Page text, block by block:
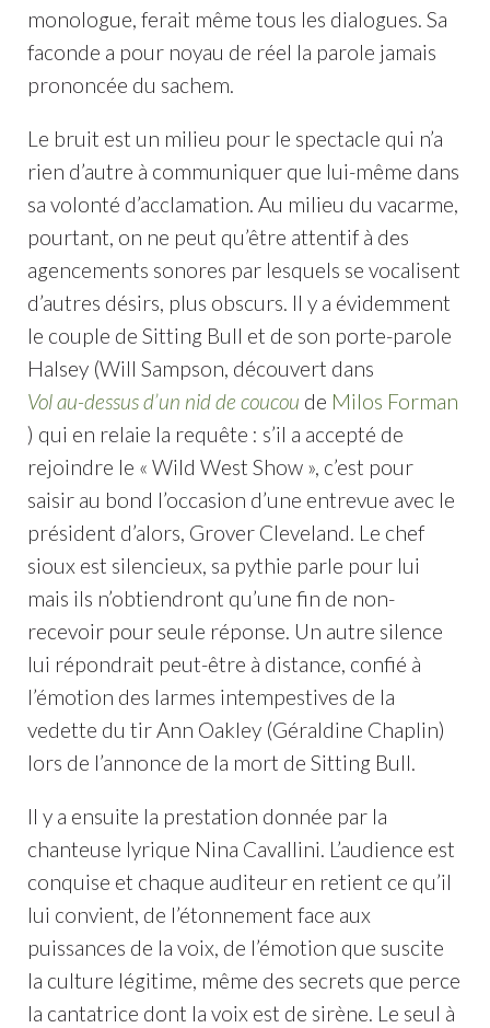
monologue, ferait même tous les dialogues. Sa
faconde a pour noyau de réel la parole jamais
prononcée du sachem.
Le bruit est un milieu pour le spectacle qui n’a
rien d’autre à communiquer que lui-même dans
sa volonté d’acclamation. Au milieu du vacarme,
pourtant, on ne peut qu’être attentif à des
agencements sonores par lesquels se vocalisent
d’autres désirs, plus obscurs. Il y a évidemment
le couple de Sitting Bull et de son porte-parole
Halsey (Will Sampson, découvert dans
Vol au-dessus d’un nid de coucou de Milos Forman
) qui en relaie la requête : s’il a accepté de
rejoindre le « Wild West Show », c’est pour
saisir au bond l’occasion d’une entrevue avec le
président d’alors, Grover Cleveland. Le chef
sioux est silencieux, sa pythie parle pour lui
mais ils n’obtiendront qu’une fin de non-
recevoir pour seule réponse. Un autre silence
lui répondrait peut-être à distance, confié à
l’émotion des larmes intempestives de la
vedette du tir Ann Oakley (Géraldine Chaplin)
lors de l’annonce de la mort de Sitting Bull.
Il y a ensuite la prestation donnée par la
chanteuse lyrique Nina Cavallini. L’audience est
conquise et chaque auditeur en retient ce qu’il
lui convient, de l’étonnement face aux
puissances de la voix, de l’émotion que suscite
la culture légitime, même des secrets que perce
la cantatrice dont la voix est de sirène. Le seul à